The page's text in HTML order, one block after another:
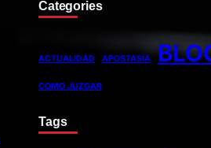
Categories
ACTUALIDAD APOSTASÍA
COMO JUZGAR
Tags